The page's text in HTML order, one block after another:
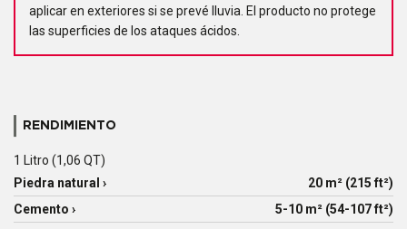
aplicar en exteriores si se prevé lluvia. El producto no protege
las superficies de los ataques ácidos.
RENDIMIENTO
1 Litro (1,06 QT)
Piedra natural ›
20 m² (215 ft²)
Cemento ›
5-10 m² (54-107 ft²)